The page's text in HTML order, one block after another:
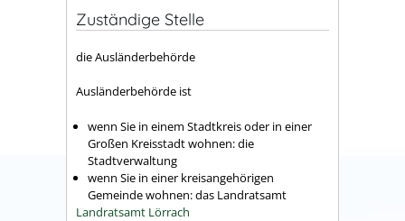
Zuständige Stelle
die Ausländerbehörde
Ausländerbehörde ist
wenn Sie in einem Stadtkreis oder in einer
Großen Kreisstadt wohnen: die
Stadtverwaltung
wenn Sie in einer kreisangehörigen
Gemeinde wohnen: das Landratsamt
Landratsamt Lörrach